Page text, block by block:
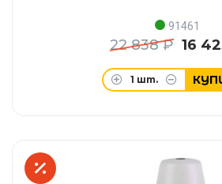
91461
22 838 ₽ 16
1 шт.